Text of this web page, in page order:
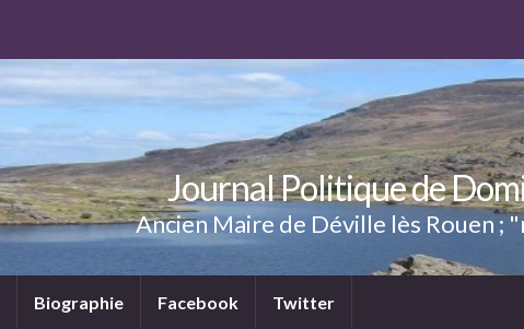
Journal Politique de
Ancien Maire de Déville lès Rouen ;
Biographie Facebook Twitter